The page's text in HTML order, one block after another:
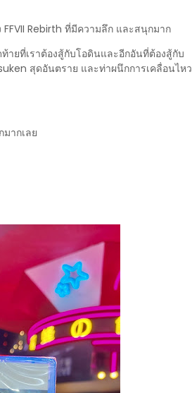
Rebirth ที่มีความลึก และสนุกมาก
ายที่เราต้องสู้กับโอดินและอีกอันที่ต้องสู้กับ
สุดอันตราย และท่าผนึกการเคลื่อนไหว
ากเลย